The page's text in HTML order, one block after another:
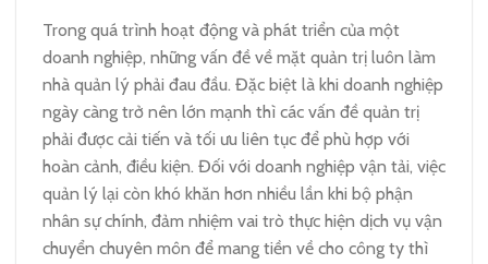
Trong quá trình hoạt động và phát triển của một
doanh nghiệp, những vấn đề về mặt quản trị luôn làm
nhà quản lý phải đau đầu. Đặc biệt là khi doanh nghiệp
ngày càng trở nên lớn mạnh thì các vấn đề quản trị
phải được cải tiến và tối ưu liên tục để phù hợp với
hoàn cảnh, điều kiện. Đối với doanh nghiệp vận tải, việc
quản lý lại còn khó khăn hơn nhiều lần khi bộ phận
nhân sự chính, đảm nhiệm vai trò thực hiện dịch vụ vận
chuyển chuyên môn để mang tiền về cho công ty thì